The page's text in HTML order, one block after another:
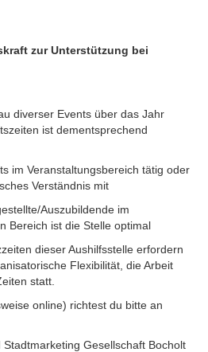
zur Unterstützung bei
diverser Events über das Jahr
ist dementsprechend
im Veranstaltungsbereich tätig oder
Verständnis mit
Auszubildende im
Bereich ist die Stelle optimal
dieser Aushilfsstelle erfordern
Flexibilität, die Arbeit
statt.
online) richtest du bitte an
Gesellschaft Bocholt